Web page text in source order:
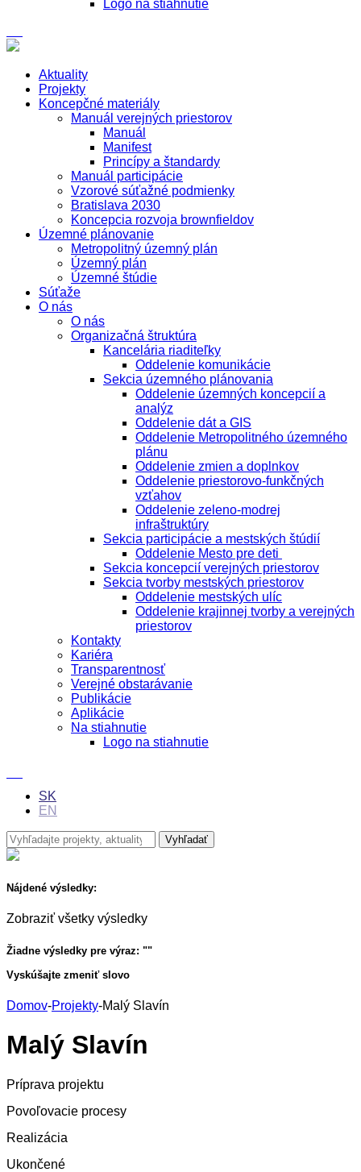
Logo na stiahnutie
Aktuality
Projekty
Koncepčné materiály
Manuál verejných priestorov
Manuál
Manifest
Princípy a štandardy
Manuál participácie
Vzorové súťažné podmienky
Bratislava 2030
Koncepcia rozvoja brownfieldov
Územné plánovanie
Metropolitný územný plán
Územný plán
Územné štúdie
Súťaže
O nás
O nás
Organizačná štruktúra
Kancelária riaditeľky
Oddelenie komunikácie
Sekcia územného plánovania
Oddelenie územných koncepcií a
analýz
Oddelenie dát a GIS
Oddelenie Metropolitného územného
plánu
Oddelenie zmien a doplnkov
Oddelenie priestorovo-funkčných
vzťahov
Oddelenie zeleno-modrej
infraštruktúry
Sekcia participácie a mestských štúdií
Oddelenie Mesto pre deti
Sekcia koncepcií verejných priestorov
Sekcia tvorby mestských priestorov
Oddelenie mestských ulíc
Oddelenie krajinnej tvorby a verejných
priestorov
Kontakty
Kariéra
Transparentnosť
Verejné obstarávanie
Publikácie
Aplikácie
Na stiahnutie
Logo na stiahnutie
SK
EN
Nájdené výsledky:
Zobraziť všetky výsledky
Žiadne výsledky pre výraz: ""
Vyskúšajte zmeniť slovo
Domov-Projekty-Malý Slavín
Malý Slavín
Príprava projektu
Povoľovacie procesy
Realizácia
Ukončené